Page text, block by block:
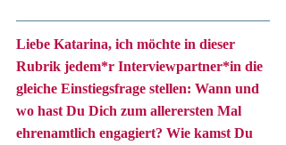
Liebe Katarina, ich möchte in dieser
Rubrik jedem*r Interviewpartner*in die
gleiche Einstiegsfrage stellen: Wann und
wo hast Du Dich zum allerersten Mal
ehrenamtlich engagiert? Wie kamst Du